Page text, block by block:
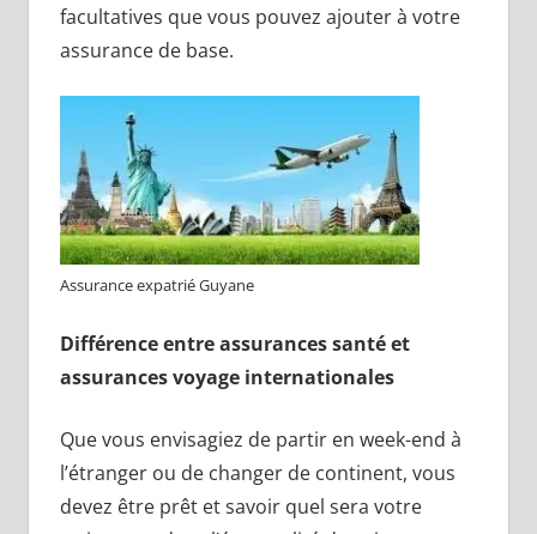
facultatives que vous pouvez ajouter à votre
assurance de base.
Assurance expatrié Guyane
Différence entre assurances santé et
assurances voyage internationales
Que vous envisagiez de partir en week-end à
l’étranger ou de changer de continent, vous
devez être prêt et savoir quel sera votre